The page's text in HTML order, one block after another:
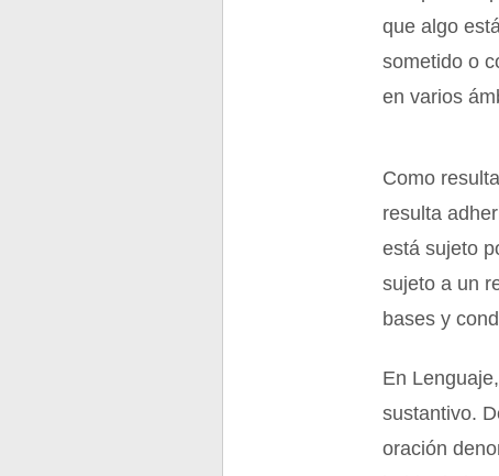
que algo
sometido o
en varios
Como
resulta
está sujeto
sujeto a un
bases y
En
sustantivo.
oración